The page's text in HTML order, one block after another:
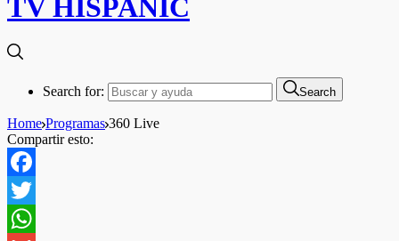
TV HISPANIC
Search for: Search
Home Programas 360 Live
Compartir esto:
Facebook
Twitter